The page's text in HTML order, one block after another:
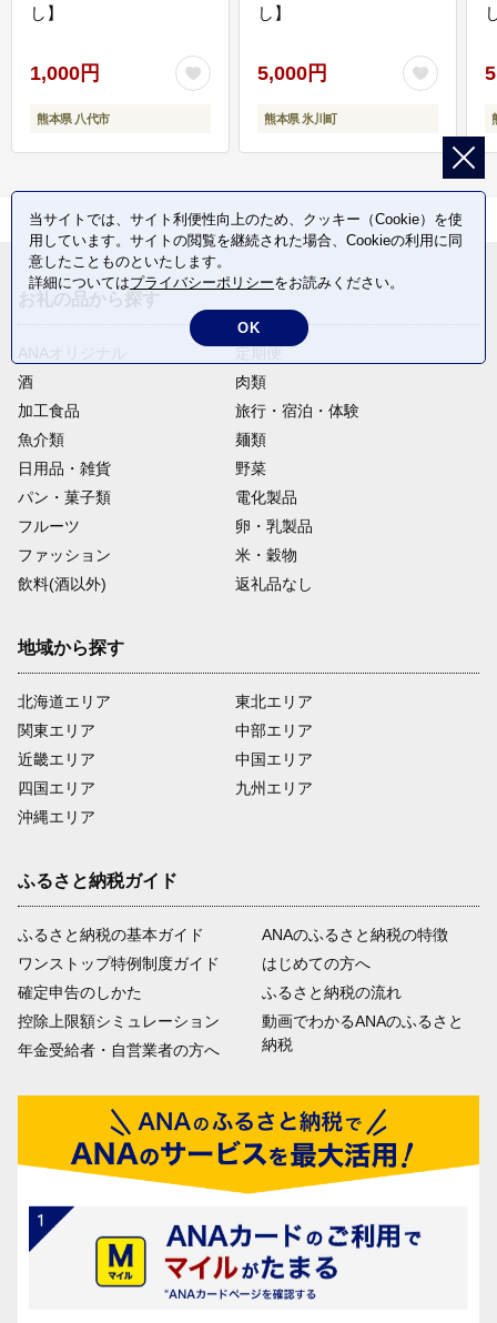
し】
1,000円
熊本県 八代市
し】
5,000円
熊本県 氷川町
酒
肉類
加工食品
旅行・宿泊・体験
魚介類
麺類
日用品・雑貨
野菜
パン・菓子類
電化製品
フルーツ
卵・乳製品
ファッション
米・穀物
飲料(酒以外)
返礼品なし
地域から探す
北海道エリア
関東エリア
近畿エリア
四国エリア
沖縄エリア
東北エリア
中部エリア
中国エリア
九州エリア
ふるさと納税ガイド
ふるさと納税の基本ガイド
ワンストップ特例制度ガイド
確定申告のしかた
控除上限額シミュレーション
年金受給者・自営業者の方へ
ANAのふるさと納税の特徴
はじめての方へ
ふるさと納税の流れ
動画でわかるANAのふるさと
納税
当サイトでは、サイト利便性向上のため、クッキー（Cookie）を使
用しています。サイトの閲覧を継続された場合、Cookieの利用に同
意したことものといたします。
詳細についてはプライバシーポリシーをお読みください。
OK